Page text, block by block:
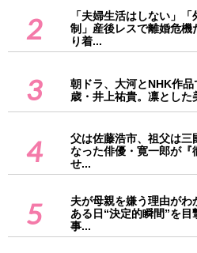
2
「夫婦生活はしない」
制」産後レスで離婚危機
り着...
3
朝ドラ、大河とNHK作
歳・井上祐貴。凛とした
4
父は佐藤浩市、祖父は三
なった俳優・寛一郎が『
せ...
5
夫が母親を嫌う理由が
ある日“決定的瞬間”を目
事...